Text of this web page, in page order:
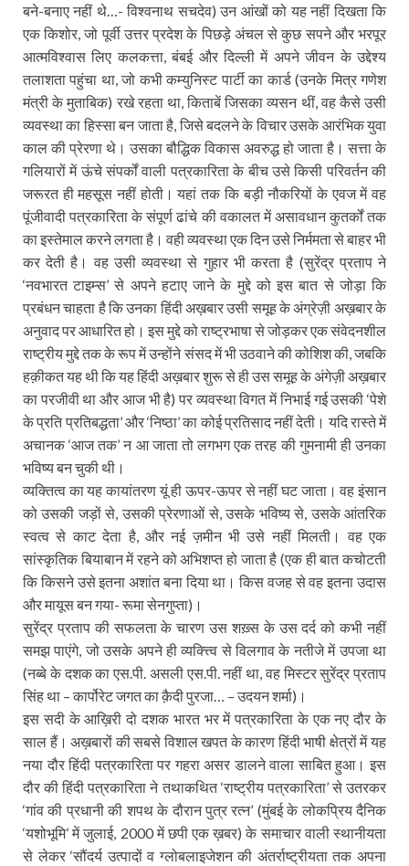
बने-बनाए नहीं थे…- विश्वनाथ सचदेव) उन आंखों को यह नहीं दिखता कि
एक किशोर, जो पूर्वी उत्तर प्रदेश के पिछड़े अंचल से कुछ सपने और भरपूर
आत्मविश्वास लिए कलकत्ता, बंबई और दिल्ली में अपने जीवन के उद्देश्य
तलाशता पहुंचा था, जो कभी कम्युनिस्ट पार्टी का कार्ड (उनके मित्र गणेश
मंत्री के मुताबिक) रखे रहता था, किताबें जिसका व्यसन थीं, वह कैसे उसी
व्यवस्था का हिस्सा बन जाता है, जिसे बदलने के विचार उसके आरंभिक युवा
काल की प्रेरणा थे। उसका बौद्धिक विकास अवरुद्ध हो जाता है। सत्ता के
गलियारों में ऊंचे संपर्कों वाली पत्रकारिता के बीच उसे किसी परिवर्तन की
जरूरत ही महसूस नहीं होती। यहां तक कि बड़ी नौकरियों के एवज में वह
पूंजीवादी पत्रकारिता के संपूर्ण ढांचे की वकालत में असावधान कुतर्कों तक
का इस्तेमाल करने लगता है। वही व्यवस्था एक दिन उसे निर्ममता से बाहर भी
कर देती है। वह उसी व्यवस्था से गुहार भी करता है (सुरेंद्र प्रताप ने
‘नवभारत टाइम्स’ से अपने हटाए जाने के मुद्दे को इस बात से जोड़ा कि
प्रबंधन चाहता है कि उनका हिंदी अख़बार उसी समूह के अंग्रेज़ी अख़बार के
अनुवाद पर आधारित हो। इस मुद्दे को राष्ट्रभाषा से जोड़कर एक संवेदनशील
राष्ट्रीय मुद्दे तक के रूप में उन्होंने संसद में भी उठवाने की कोशिश की, जबकि
हक़ीकत यह थी कि यह हिंदी अख़बार शुरू से ही उस समूह के अंगेज़ी अख़बार
का परजीवी था और आज भी है) पर व्यवस्था विगत में निभाई गई उसकी ‘पेशे
के प्रति प्रतिबद्धता’ और ‘निष्ठा’ का कोई प्रतिसाद नहीं देती। यदि रास्ते में
अचानक ‘आज तक’ न आ जाता तो लगभग एक तरह की गुमनामी ही उनका
भविष्य बन चुकी थी।
व्यक्तित्व का यह कायांतरण यूं ही ऊपर-ऊपर से नहीं घट जाता। वह इंसान
को उसकी जड़ों से, उसकी प्रेरणाओं से, उसके भविष्य से, उसके आंतरिक
स्वत्व से काट देता है, और नई ज़मीन भी उसे नहीं मिलती। वह एक
सांस्कृतिक बियाबान में रहने को अभिशप्त हो जाता है (एक ही बात कचोटती
कि किसने उसे इतना अशांत बना दिया था। किस वजह से वह इतना उदास
और मायूस बन गया- रूमा सेनगुप्ता)।
सुरेंद्र प्रताप की सफलता के चारण उस शख़्स के उस दर्द को कभी नहीं
समझ पाएंगे, जो उसके अपने ही व्यक्त्त्वि से विलगाव के नतीजे में उपजा था
(नब्बे के दशक का एस.पी. असली एस.पी. नहीं था, वह मिस्टर सुरेंद्र प्रताप
सिंह था – कार्पोरेट जगत का क़ैदी पुरजा… – उदयन शर्मा)।
इस सदी के आख़िरी दो दशक भारत भर में पत्रकारिता के एक नए दौर के
साल हैं। अख़बारों की सबसे विशाल खपत के कारण हिंदी भाषी क्षेत्रों में यह
नया दौर हिंदी पत्रकारिता पर गहरा असर डालने वाला साबित हुआ। इस
दौर की हिंदी पत्रकारिता ने तथाकथित ‘राष्ट्रीय पत्रकारिता’ से उतरकर
‘गांव की प्रधानी की शपथ के दौरान पुत्र रत्न’ (मुंबई के लोकप्रिय दैनिक
‘यशोभूमि’ में जुलाई, 2000 में छपी एक ख़बर) के समाचार वाली स्थानीयता
से लेकर ‘सौंदर्य उत्पादों व ग्लोबलाइजेशन की अंतर्राष्ट्रीयता तक अपना